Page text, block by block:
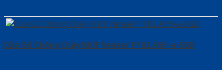
Cửa Gỗ Chống Cháy MDF Veneer P1R2 ASH-a-SGD